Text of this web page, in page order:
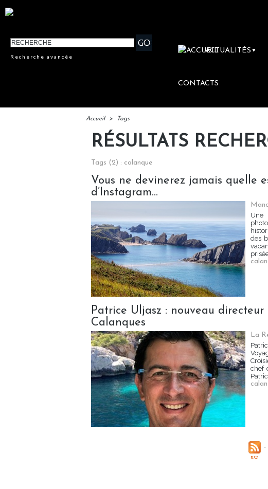
Recherche avancée
ACTUALITÉS ▼
CONTACTS
Accueil > Tags
RÉSULTATS
Tags (2) : calanque
Vous ne devinerez jamais quelle
d’Instagram…
des
Patrice Uljasz : nouveau
Calanques
La
chef